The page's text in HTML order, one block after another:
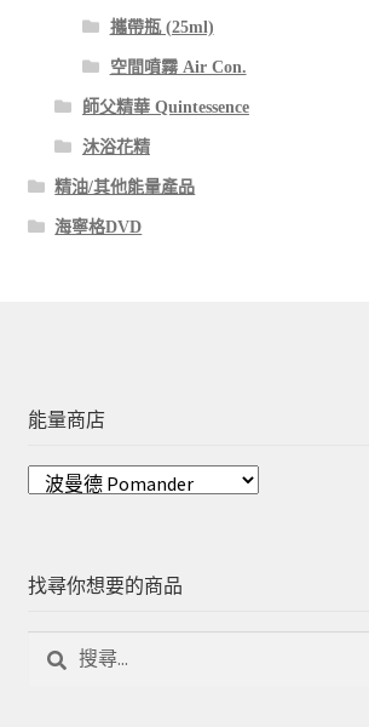
攜帶瓶 (25ml)
空間噴霧 Air Con.
師父精華 Quintessence
沐浴花精
精油/其他能量產品
海寧格DVD
能量商店
找尋你想要的商品